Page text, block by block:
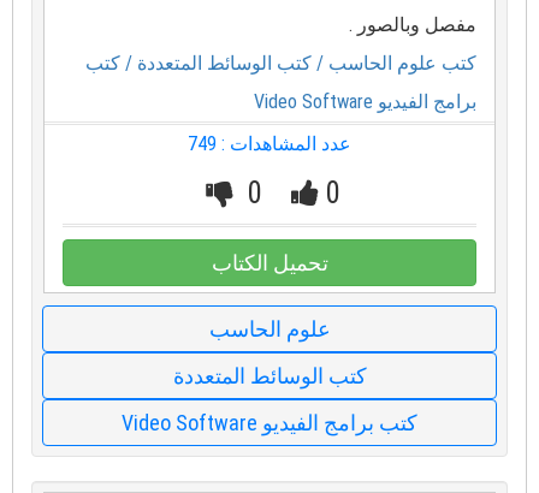
مفصل وبالصور .
كتب علوم الحاسب / كتب الوسائط المتعددة / كتب
برامج الفيديو Video Software
عدد المشاهدات : 749
0
0
تحميل الكتاب
علوم الحاسب
كتب الوسائط المتعددة
كتب برامج الفيديو Video Software